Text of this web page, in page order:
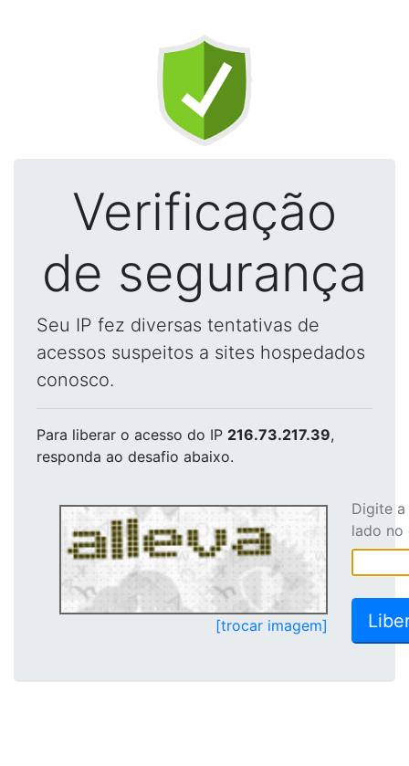
Verificação
de segurança
Seu IP fez diversas tentativas de
acessos suspeitos a sites hospedados
conosco.
Para liberar o acesso do IP 216.73.217.39,
responda ao desafio abaixo.
[trocar imagem]
Digite
lado no